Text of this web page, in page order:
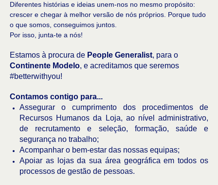
Diferentes histórias e ideias unem-nos no mesmo propósito:
crescer e chegar à melhor versão de nós próprios. Porque tudo
o que somos, conseguimos juntos.
Por isso, junta-te a nós!
Estamos à procura de People Generalist, para o
Continente Modelo, e acreditamos que seremos
#betterwithyou!
Contamos contigo para...
Assegurar o cumprimento dos procedimentos de
Recursos Humanos da Loja, ao nível administrativo,
de recrutamento e seleção, formação, saúde e
segurança no trabalho;
Acompanhar o bem-estar das nossas equipas;
Apoiar as lojas da sua área geográfica em todos os
processos de gestão de pessoas.